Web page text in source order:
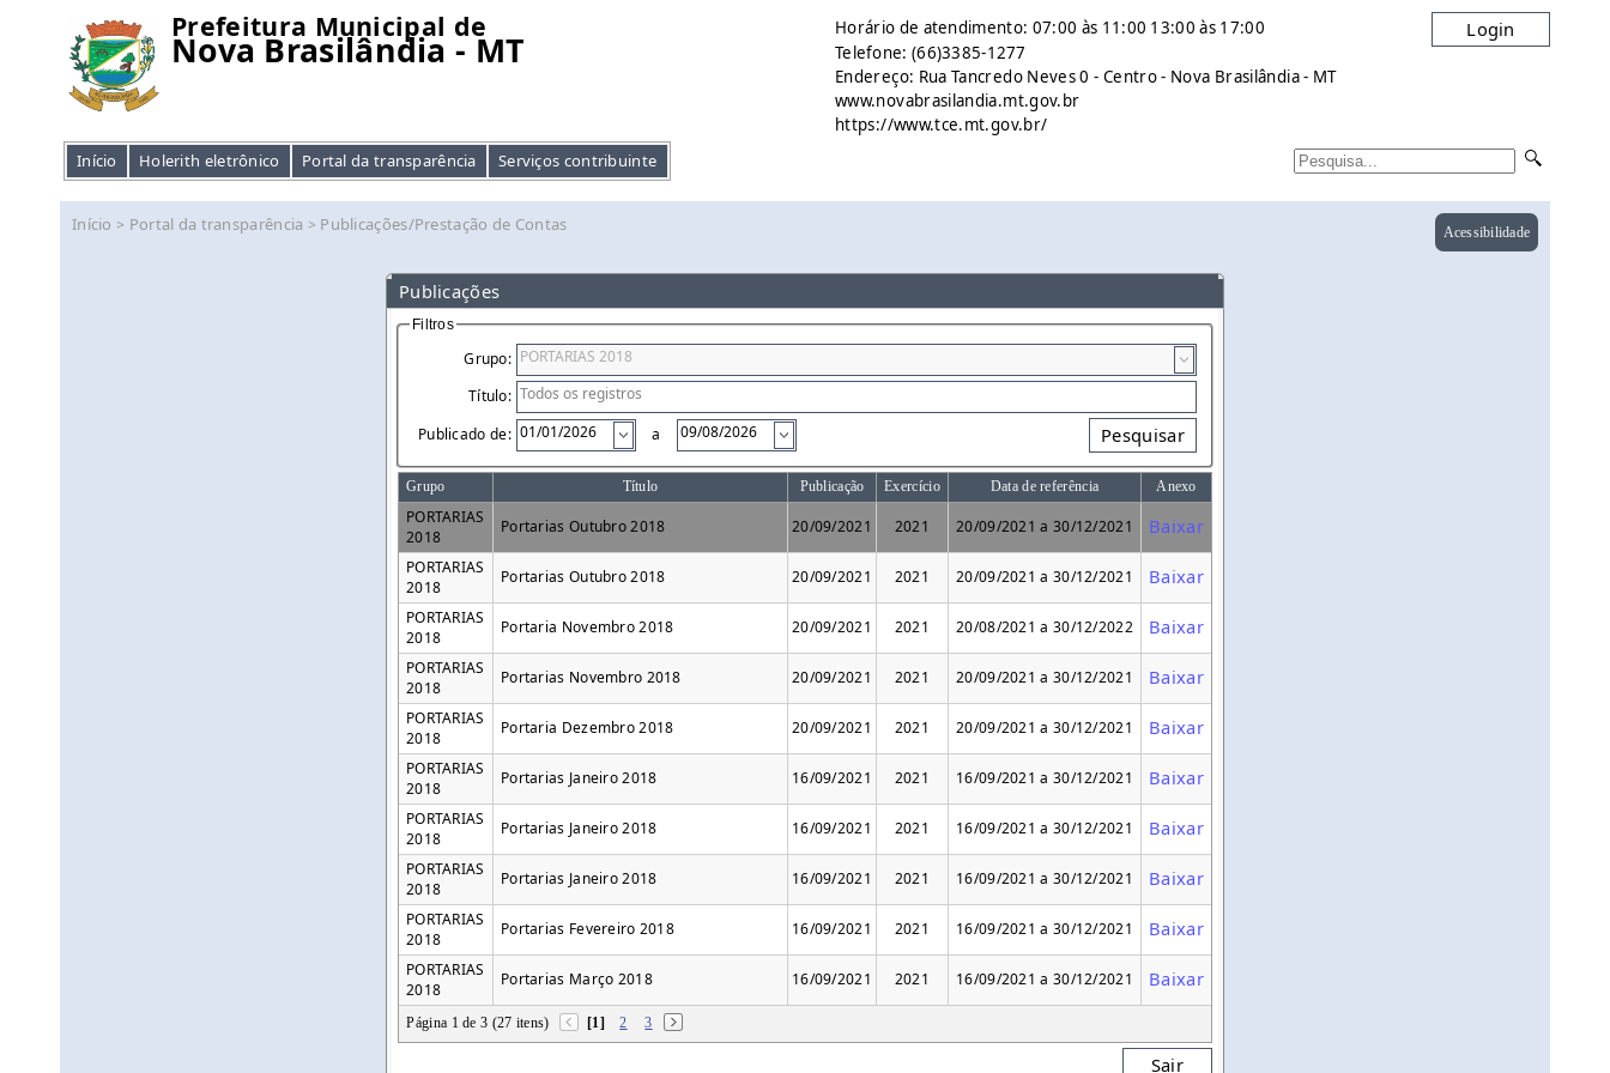
Login
Prefeitura Municipal de Horário de atendimento: 07:00 às 11:00 13:00 às 17:00
Nova Brasilândia - MT
Telefone: (66)3385-1277
Endereço: Rua Tancredo Neves 0 - Centro - Nova Brasilândia - MT
www.novabrasilandia.mt.gov.br
https://www.tce.mt.gov.br/
Início
Holerith eletrônico Portal da transparência Serviços contribuinte
Início > Portal da transparência > Publicações/Prestação de Contas Acessibilidade
Publicações
Filtros
Grupo:
Título:
Publicado de:
a Pesquisar
Grupo Título Publicação Exercício Data de referência Anexo
PORTARIAS
2018
Portarias Outubro 2018 20/09/2021 2021 20/09/2021 a 30/12/2021 Baixar
PORTARIAS
2018
Portarias Outubro 2018 20/09/2021 2021 20/09/2021 a 30/12/2021 Baixar
PORTARIAS
2018
Portaria Novembro 2018 20/09/2021 2021 20/08/2021 a 30/12/2022 Baixar
PORTARIAS
2018
Portarias Novembro 2018 20/09/2021 2021 20/09/2021 a 30/12/2021 Baixar
PORTARIAS
2018
Portaria Dezembro 2018 20/09/2021 2021 20/09/2021 a 30/12/2021 Baixar
PORTARIAS
2018
Portarias Janeiro 2018 16/09/2021 2021 16/09/2021 a 30/12/2021 Baixar
PORTARIAS
2018
Portarias Janeiro 2018 16/09/2021 2021 16/09/2021 a 30/12/2021 Baixar
PORTARIAS
2018
Portarias Janeiro 2018 16/09/2021 2021 16/09/2021 a 30/12/2021 Baixar
PORTARIAS
2018
Portarias Fevereiro 2018 16/09/2021 2021 16/09/2021 a 30/12/2021 Baixar
PORTARIAS
2018
Portarias Março 2018 16/09/2021 2021 16/09/2021 a 30/12/2021 Baixar
Página 1 de 3 (27 itens) [1] 2 3
Sair